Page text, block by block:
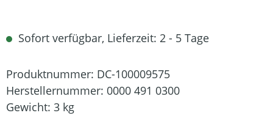
Sofort verfügbar, Lieferzeit: 2 - 5 Tage
Produktnummer: DC-100009575
Herstellernummer: 0000 491 0300
Gewicht: 3 kg